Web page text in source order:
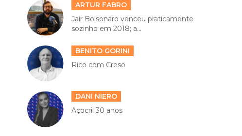
ARTUR FABRO
Jair Bolsonaro venceu praticamente
sozinho em 2018; a...
BENITO GORINI
Rico com Creso
DANI NIERO
Açocril 30 anos